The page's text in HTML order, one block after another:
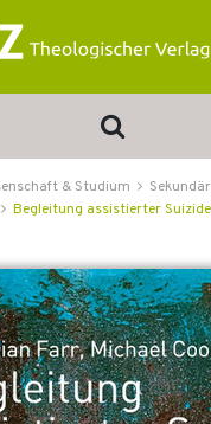
& Studium
Begleitung assistierter